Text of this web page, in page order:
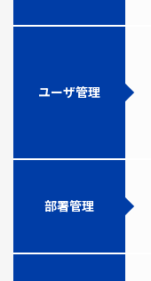
ユーザ管理
部署管理